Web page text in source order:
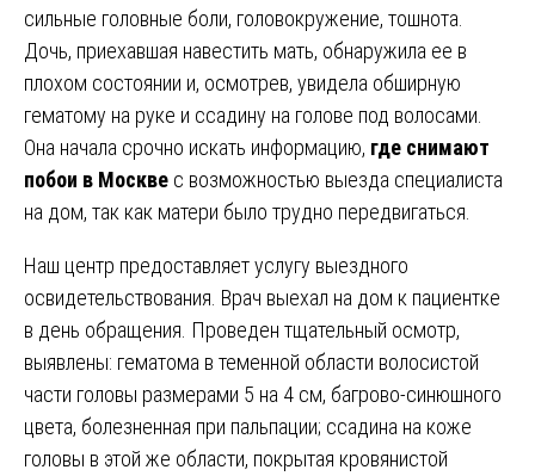
сильные головные боли, головокружение, тошнота.
Дочь, приехавшая навестить мать, обнаружила ее в
плохом состоянии и, осмотрев, увидела обширную
гематому на руке и ссадину на голове под волосами.
Она начала срочно искать информацию, где снимают
побои в Москве с возможностью выезда специалиста
на дом, так как матери было трудно передвигаться.
Наш центр предоставляет услугу выездного
освидетельствования. Врач выехал на дом к пациентке
в день обращения. Проведен тщательный осмотр,
выявлены: гематома в теменной области волосистой
части головы размерами 5 на 4 см, багрово-синюшного
цвета, болезненная при пальпации; ссадина на коже
головы в этой же области, покрытая кровянистой